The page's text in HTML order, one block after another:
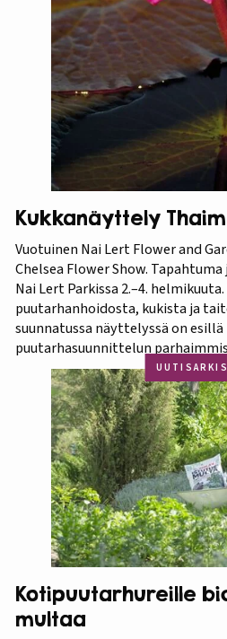
Kukkanäyttely
Vuotuinen Nai Lert Flower and
Chelsea Flower Show.
Nai Lert Parkissa 2.–4.
puutarhanhoidosta, kukista ja
suunnatussa näyttelyssä on esillä
puutarhasuunnittelun
tapahtuma on osa Amazing
pyrkii piristämään Thaimaan
Thaimaa tunnetaan erittäin
kasvistostaan,…
Kotipuutarhureille
multaa